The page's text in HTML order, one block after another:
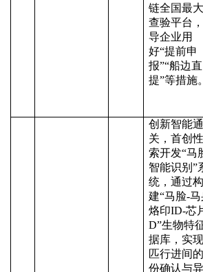
链全国最
查验平台，
导企业用
好“提前申
报”“船边直
提”等措施。
创新智能通
关，首创
索开发“马
智能识别”
统，通过构
建“马脸-
烙印ID-芯
D”生物特
据库，实
匹行进间
份确认与